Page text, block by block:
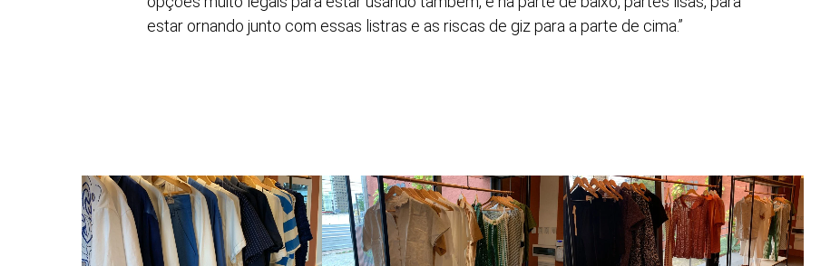
estar ornando junto com essas listras e as riscas de giz para a parte de cima.”